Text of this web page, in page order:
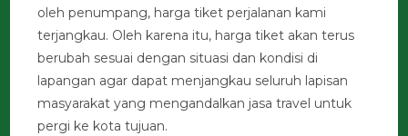
oleh penumpang, harga tiket perjalanan kami
terjangkau. Oleh karena itu, harga tiket akan terus
berubah sesuai dengan situasi dan kondisi di
lapangan agar dapat menjangkau seluruh lapisan
masyarakat yang mengandalkan jasa travel untuk
pergi ke kota tujuan.